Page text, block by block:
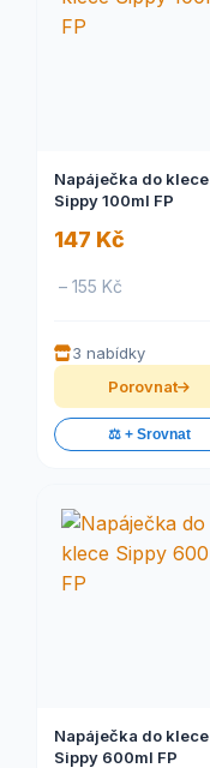
Napáječka do klece
Sippy 100ml FP
147 Kč
– 155 Kč
3 nabídky
Porovnat
⚖️ + Srovnat
Napáječka do klece
Sippy 600ml FP